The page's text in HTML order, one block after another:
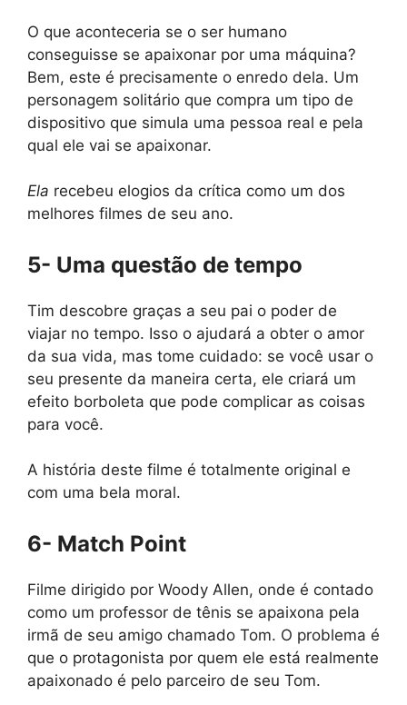
O que aconteceria se o ser humano
conseguisse se apaixonar por uma máquina?
Bem, este é precisamente o enredo dela. Um
personagem solitário que compra um tipo de
dispositivo que simula uma pessoa real e pela
qual ele vai se apaixonar.
Ela recebeu elogios da crítica como um dos
melhores filmes de seu ano.
5- Uma questão de tempo
Tim descobre graças a seu pai o poder de
viajar no tempo. Isso o ajudará a obter o amor
da sua vida, mas tome cuidado: se você usar o
seu presente da maneira certa, ele criará um
efeito borboleta que pode complicar as coisas
para você.
A história deste filme é totalmente original e
com uma bela moral.
6- Match Point
Filme dirigido por Woody Allen, onde é contado
como um professor de tênis se apaixona pela
irmã de seu amigo chamado Tom. O problema é
que o protagonista por quem ele está realmente
apaixonado é pelo parceiro de seu Tom.